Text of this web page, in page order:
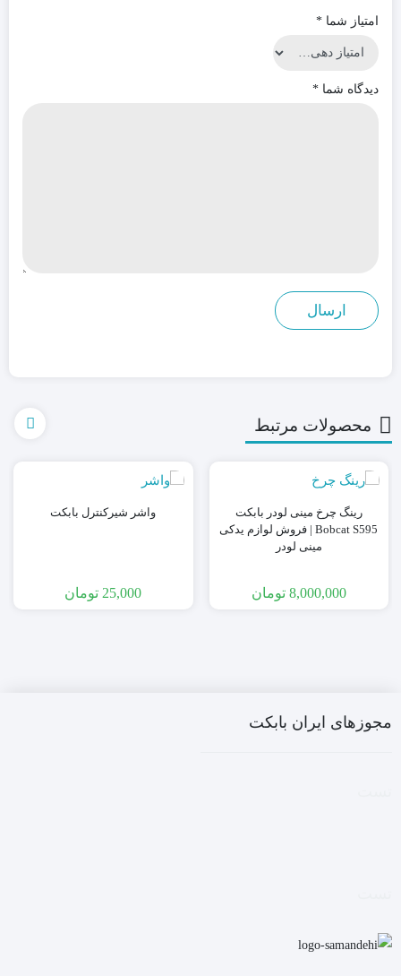
امتیاز شما *
دیدگاه شما *
محصولات مرتبط
رینگ چرخ مینی لودر بابکت
Bobcat S595 | فروش لوازم یدکی
مینی لودر
8,000,000 تومان
واشر شیرکنترل بابکت
25,000 تومان
مجوزهای ایران بابکت